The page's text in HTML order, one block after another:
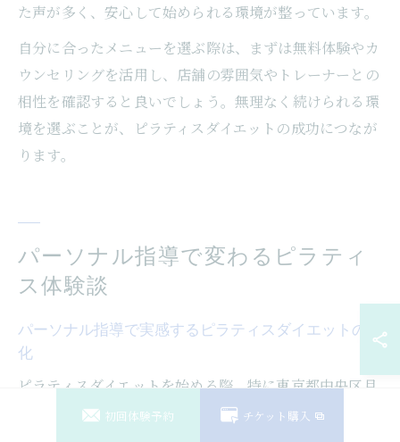
た声が多く、安心して始められる環境が整っています。
自分に合ったメニューを選ぶ際は、まずは無料体験やカ
ウンセリングを活用し、店舗の雰囲気やトレーナーとの
相性を確認すると良いでしょう。無理なく続けられる環
境を選ぶことが、ピラティスダイエットの成功につなが
ります。
パーソナル指導で変わるピラティ
ス体験談
パーソナル指導で実感するピラティスダイエットの変
化
ピラティスダイエットを始める際、特に東京都中央区月
島エリアではパーソナル指導が注目されています。パー
初回体験予約 チケット購入